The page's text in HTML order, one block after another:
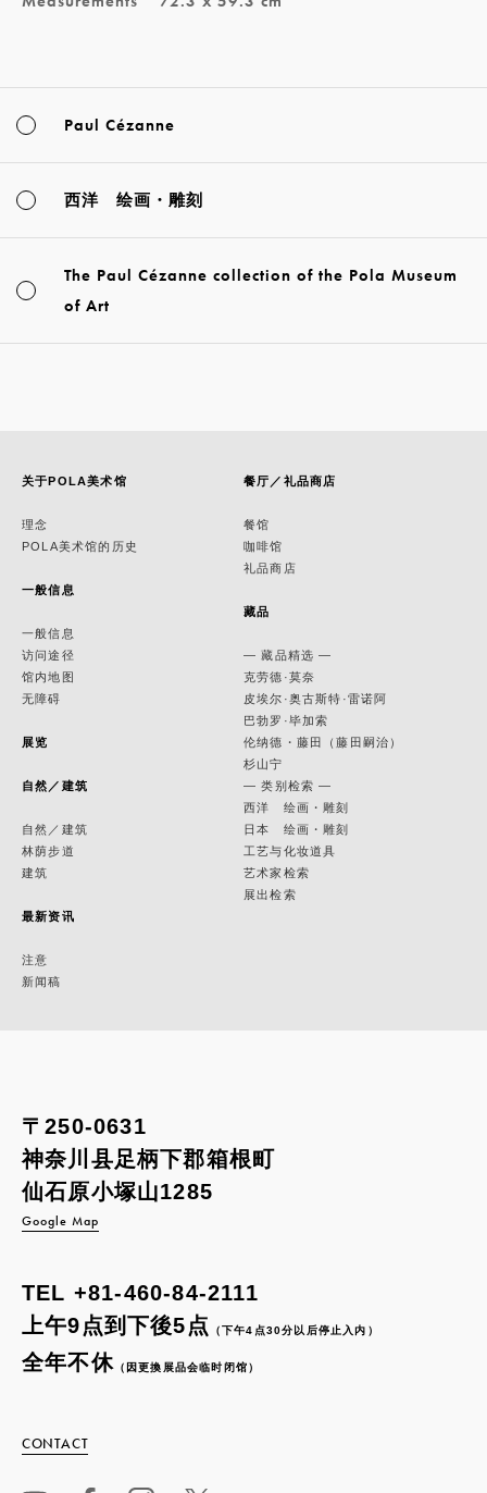
Paul Cézanne
西洋 绘画・雕刻
The Paul Cézanne collection of the Pola Museum
of Art
关于POLA美术馆
理念
POLA美术馆的历史
一般信息
一般信息
访问途径
馆内地图
无障碍
展览
自然／建筑
自然／建筑
林荫步道
建筑
最新资讯
注意
新闻稿
餐厅／礼品商店
餐馆
咖啡馆
礼品商店
藏品
— 藏品精选 —
克劳德·莫奈
皮埃尔·奥古斯特·雷诺阿
巴勃罗·毕加索
伦纳德・藤田（藤田嗣治）
杉山宁
— 类别检索 —
西洋 绘画・雕刻
日本 绘画・雕刻
工艺与化妆道具
艺术家检索
展出检索
〒250-0631
神奈川县足柄下郡箱根町
仙石原小塚山1285
Google Map
TEL +81-460-84-2111
上午9点到下後5点
（下午4点30分以后停止入内）
全年不休（因更換展品会临时闭馆）
CONTACT